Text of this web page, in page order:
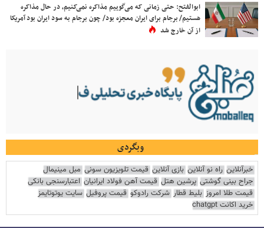
ابوالفتح: حتی زمانی که می‌گوییم مذاکره نمی‌کنیم، در حال مذاکره
هستیم/ برجام برای ایران معجزه بود/ چون برجام به سود ایران بود آمریکا
از آن خارج شد
وبگردی
خبرآنلاین راه نو آنلاین بازی آنلاین قیمت تلویزیون سونی مبل مینیمال
جراح بینی گوشتی پرشین هتل قیمت آهن فولاد ایرانیان اعتبارسنجی بانکی
قیمت طلا امروز بلیط قطار شرکت رادوکو قیمت پروفیل سایت یوتوتایمز
خرید اکانت chatgpt